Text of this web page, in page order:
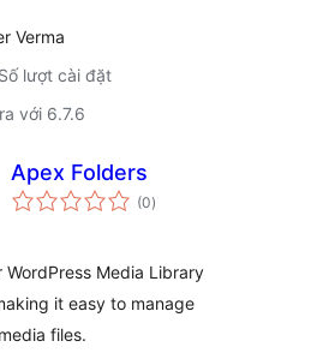
Verma
lượt cài đặt
với 6.7.6
Apex Folders
(0tổng
đánh
)
WordPress Media Library
it easy to manage
files.